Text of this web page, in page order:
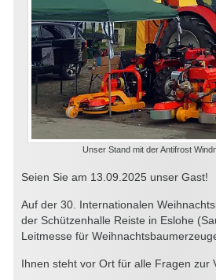
Unser Stand mit der Antifrost
Seien Sie am 13.09.2025 unser Gast!
Auf der 30. Internationalen
der Schützenhalle Reiste in Eslohe
Leitmesse für
Ihnen steht vor Ort für alle Fragen zur